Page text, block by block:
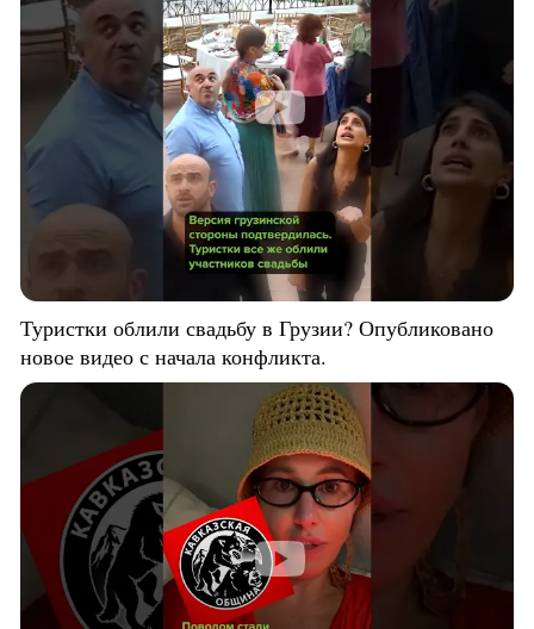
Туристки облили свадьбу в Грузии? Опубликовано
новое видео с начала конфликта.